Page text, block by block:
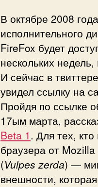
В октябре 2008
исполнительного
FireFox будет
нескольких
И сейчас в
увидел ссылку на
Пройдя по ссылке
17ым марта,
Beta 1. Для тех,
браузера от
(Vulpes zerda) —
внешности,